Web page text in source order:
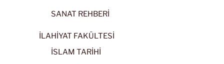
SANAT REHBERİ
İLAHİYAT FAKÜLTESİ
İSLAM TARİHİ